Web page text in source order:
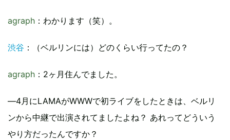
agraph ：わかります（笑）。
渋谷 ：（ベルリンには）どのくらい行ってたの？
agraph ：2ヶ月住んでました。
―4月にLAMAがWWWで初ライブをしたときは、ベルリ
ンから中継で出演されてましたよね？ あれってどういう
やり方だったんですか？